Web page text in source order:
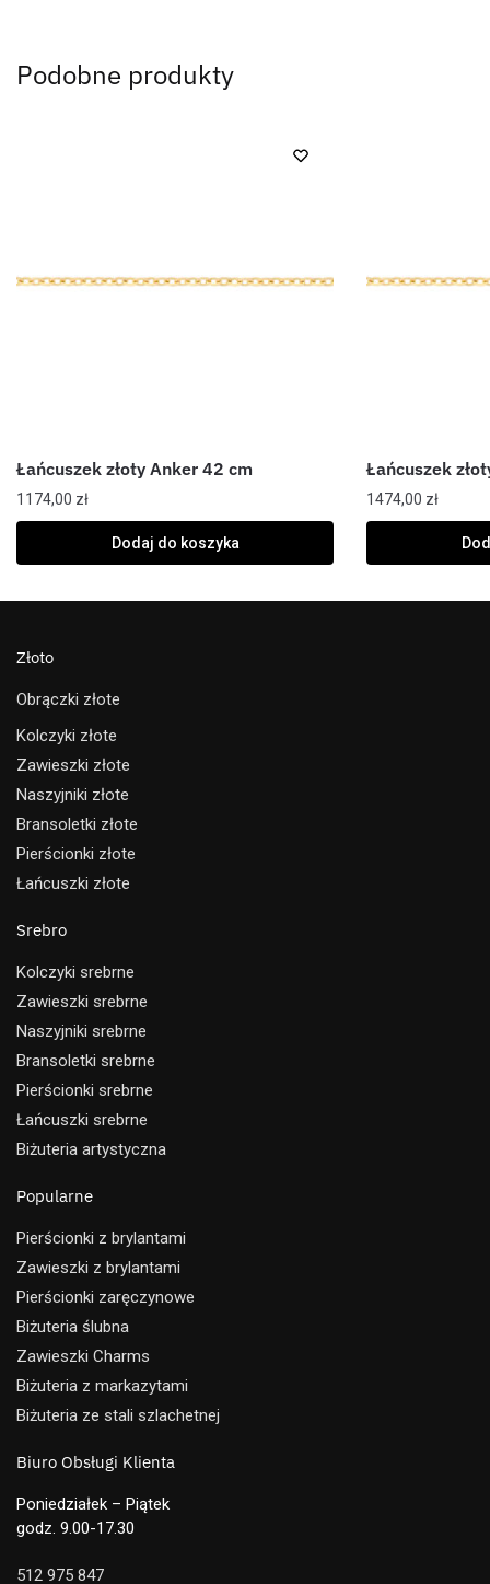
Podobne produkty
Łańcuszek złoty Anker 42 cm
1174,00 zł
Dodaj do koszyka
Łańcuszek
1474,00 zł
Złoto
Obrączki złote
Kolczyki złote
Zawieszki złote
Naszyjniki złote
Bransoletki złote
Pierścionki złote
Łańcuszki złote
Srebro
Kolczyki srebrne
Zawieszki srebrne
Naszyjniki srebrne
Bransoletki srebrne
Pierścionki srebrne
Łańcuszki srebrne
Biżuteria artystyczna
Popularne
Pierścionki z brylantami
Zawieszki z brylantami
Pierścionki zaręczynowe
Biżuteria ślubna
Zawieszki Charms
Biżuteria z markazytami
Biżuteria ze stali szlachetnej
Biuro Obsługi Klienta
Poniedziałek – Piątek
godz. 9.00-17.30
512 975 847